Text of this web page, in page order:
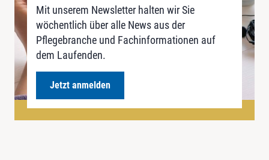
Mit unserem Newsletter halten wir Sie
wöchentlich über alle News aus der
Pflegebranche und Fachinformationen auf
dem Laufenden.
Jetzt anmelden